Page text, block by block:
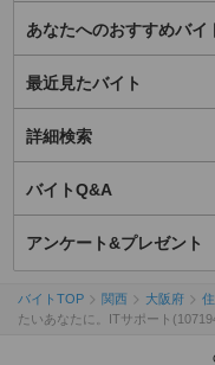
あなたへのおすすめバイ
最近見たバイト
詳細検索
バイトQ&A
アンケート&プレゼント
バイトTOP 関西 大阪府
たいあなたに。ITサポート